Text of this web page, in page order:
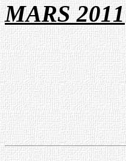
MARS 2011